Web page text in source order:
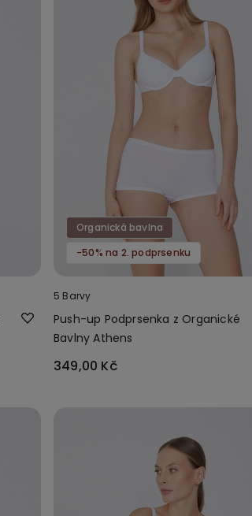
Organická bavlna
-50% na 2. podprsenku
5 Barvy
Push-up Podprsenka z Organické
Bavlny Athens
349,00 Kč